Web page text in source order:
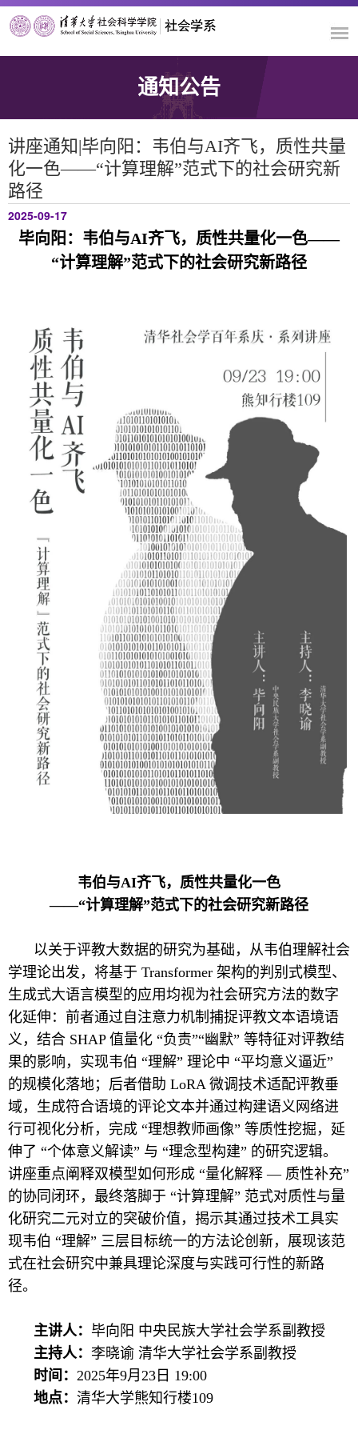
通知公告
讲座通知|毕向阳：韦伯与AI齐飞，质性共量
化一色——“计算理解”范式下的社会研究新
路径
2025-09-17
毕向阳：韦伯与AI齐飞，质性共量化一色——
“计算理解”范式下的社会研究新路径
韦伯与AI齐飞，质性共量化一色
——“计算理解”范式下的社会研究新路径
以关于评教大数据的研究为基础，从韦伯理解社会
学理论出发，将基于 Transformer 架构的判别式模型、
生成式大语言模型的应用均视为社会研究方法的数字
化延伸：前者通过自注意力机制捕捉评教文本语境语
义，结合 SHAP 值量化 “负责”“幽默” 等特征对评教结
果的影响，实现韦伯 “理解” 理论中 “平均意义逼近”
的规模化落地；后者借助 LoRA 微调技术适配评教垂
域，生成符合语境的评论文本并通过构建语义网络进
行可视化分析，完成 “理想教师画像” 等质性挖掘，延
伸了 “个体意义解读” 与 “理念型构建” 的研究逻辑。
讲座重点阐释双模型如何形成 “量化解释 — 质性补充”
的协同闭环，最终落脚于 “计算理解” 范式对质性与量
化研究二元对立的突破价值，揭示其通过技术工具实
现韦伯 “理解” 三层目标统一的方法论创新，展现该范
式在社会研究中兼具理论深度与实践可行性的新路
径。
主讲人： 毕向阳 中央民族大学社会学系副教授
主持人： 李晓谕 清华大学社会学系副教授
时间： 2025年9月23日 19:00
地点： 清华大学熊知行楼109